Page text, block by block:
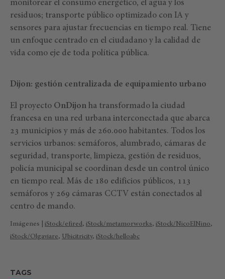
monitorear el consumo energético, el agua y los
residuos; transporte público optimizado con IA y
sensores para ajustar frecuencias en tiempo real. Tiene
un enfoque centrado en el ciudadano y la calidad de
vida como eje de toda política pública.
Dijon: gestión centralizada de equipamiento urbano
El proyecto OnDijon ha transformado la ciudad
francesa en una red urbana interconectada que abarca
23 municipios y más de 260.000 habitantes. Todos los
servicios urbanos: semáforos, alumbrado, cámaras de
seguridad, transporte, limpieza, gestión de residuos,
policía municipal se coordinan desde un control único
en tiempo real. Más de 180 edificios públicos, 113
semáforos y 269 cámaras CCTV están conectados al
centro de mando.
Imágenes | iStock/efired, iStock/metamorworks, iStock/NicoElNino,
iStock/Olgaviare, Ubicitricity, iStock/helloabc
TAGS